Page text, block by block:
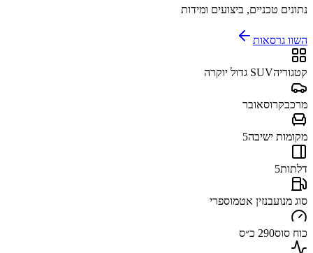
נתונים טכניים, ביצועים ומידות
השוו גרסאות
קטגוריהSUV גדול יוקרה
מרכבקרוסאובר
מקומות ישיבה5
דלתות5
סוג מנועבנזין אטמוספרי
כוח סוס290 כ״ס